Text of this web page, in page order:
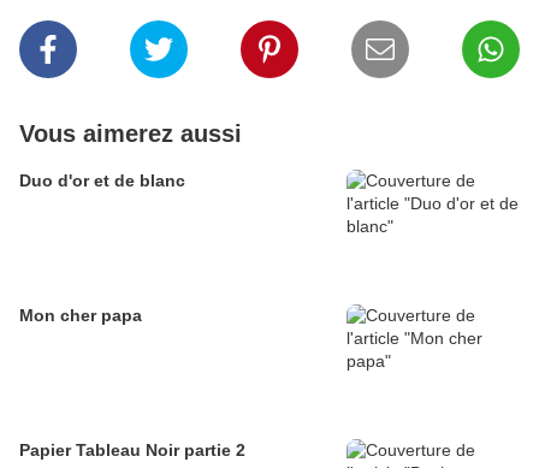
Vous aimerez aussi
Duo d'or et de blanc
Mon cher papa
Papier Tableau Noir partie 2